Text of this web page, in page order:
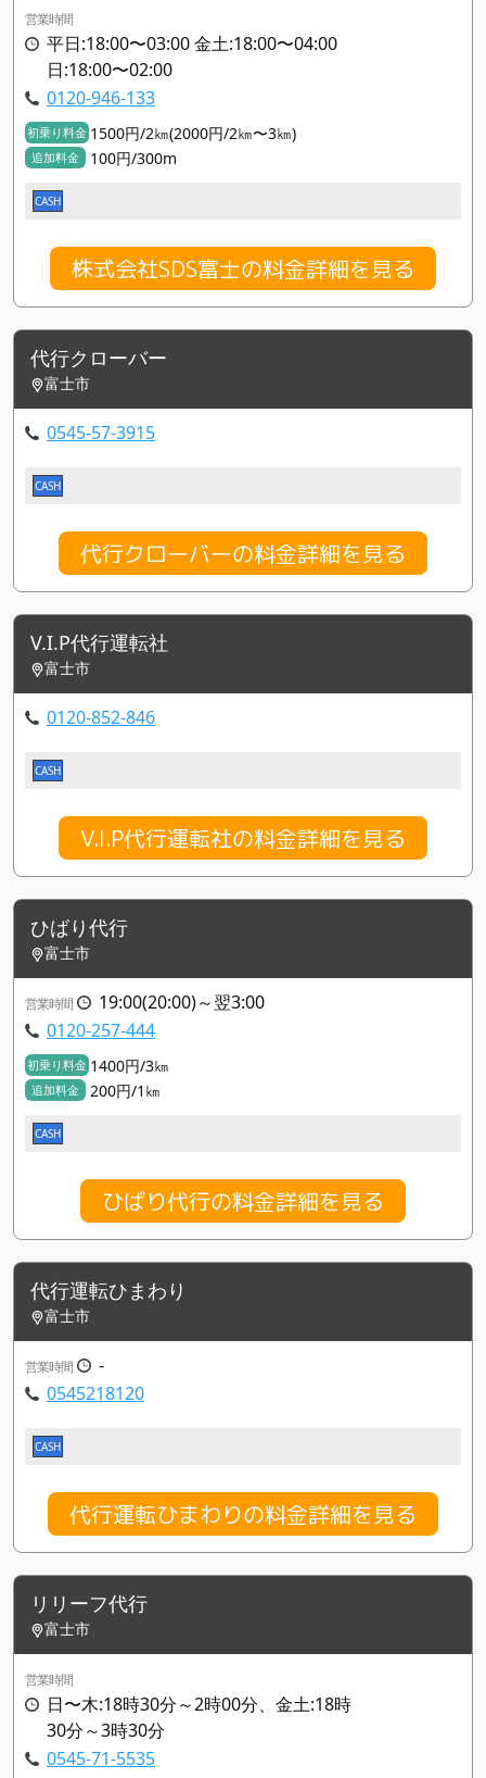
営業時間
平日:18:00〜03:00 金土:18:00〜04:00
日:18:00〜02:00
0120-946-133
初乗り料金 1500円/2㎞(2000円/2㎞〜3㎞)
追加料金 100円/300m
CASH
株式会社SDS富士の料金詳細を見る
代行クローバー
富士市
0545-57-3915
CASH
代行クローバーの料金詳細を見る
V.I.P代行運転社
富士市
0120-852-846
CASH
V.I.P代行運転社の料金詳細を見る
ひばり代行
富士市
営業時間
19:00(20:00)～翌3:00
0120-257-444
初乗り料金 1400円/3㎞
追加料金 200円/1㎞
CASH
ひばり代行の料金詳細を見る
代行運転ひまわり
富士市
営業時間
-
0545218120
CASH
代行運転ひまわりの料金詳細を見る
リリーフ代行
富士市
営業時間
日〜木:18時30分～2時00分、金土:18時
30分～3時30分
0545-71-5535